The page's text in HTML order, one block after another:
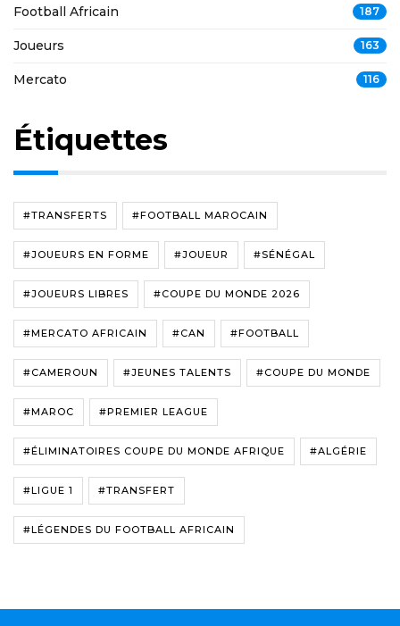
Football Africain 187
Joueurs 163
Mercato 116
Étiquettes
#TRANSFERTS #FOOTBALL MAROCAIN
#JOUEURS EN FORME #JOUEUR #SÉNÉGAL
#JOUEURS LIBRES #COUPE DU MONDE 2026
#MERCATO AFRICAIN #CAN #FOOTBALL
#CAMEROUN #JEUNES TALENTS #COUPE DU MONDE
#MAROC #PREMIER LEAGUE
#ÉLIMINATOIRES COUPE DU MONDE AFRIQUE #ALGÉRIE
#LIGUE 1 #TRANSFERT
#LÉGENDES DU FOOTBALL AFRICAIN